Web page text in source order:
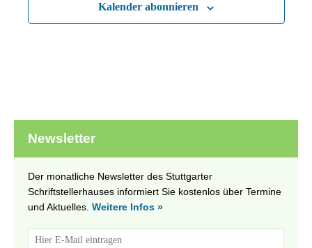
Kalender abonnieren
Newsletter
Der monatliche Newsletter des Stuttgarter
Schriftstellerhauses informiert Sie kostenlos über Termine
und Aktuelles. Weitere Infos »